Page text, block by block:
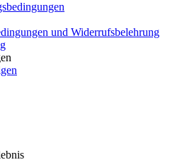
und Widerrufsbelehrung